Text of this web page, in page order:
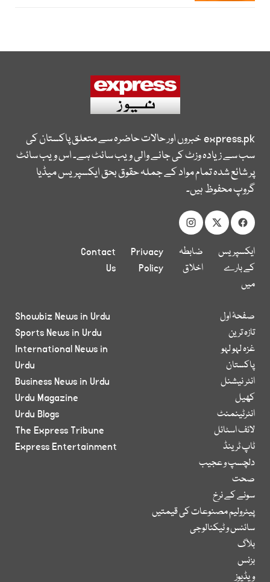
express.pkخبروں اور حالات حاضرہ سے متعلق پاکستان کی
سب سے زیادہ وزٹ کی جانے والی ویب سائٹ ہے۔ اس ویب سائٹ
پر شائع شدہ تمام مواد کے جملہ حقوق بحق ایکسپریس میڈیا
گروپ محفوظ ہیں۔
ایکسپریس
کے بارے
میں
ضابطہ
اخلاق
Privacy
Policy
Contact
Us
صفحۂ اول
تازہ ترین
غزہ لہو لہو
پاکستان
انٹر نیشنل
کھیل
انٹرٹینمنٹ
لائف اسٹائل
ٹاپ ٹرینڈ
دلچسپ و عجیب
صحت
سونے کے نرخ
پیٹرولیم مصنوعات کی قیمتیں
سائنس و ٹیکنالوجی
بلاگ
بزنس
ویڈیوز
Showbiz News in Urdu
Sports News in Urdu
International News in
Urdu
Business News in Urdu
Urdu Magazine
Urdu Blogs
The Express Tribune
Express Entertainment